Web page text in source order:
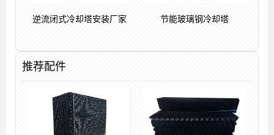
逆流闭式冷却塔安装厂家 节能玻璃钢冷却塔
推荐配件